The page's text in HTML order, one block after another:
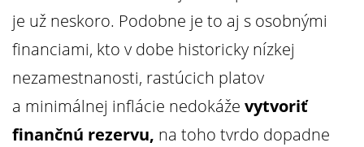
je už neskoro. Podobne je to aj s osobnými
financiami, kto v dobe historicky nízkej
nezamestnanosti, rastúcich platov
a minimálnej inflácie nedokáže vytvoriť
finančnú rezervu, na toho tvrdo dopadne